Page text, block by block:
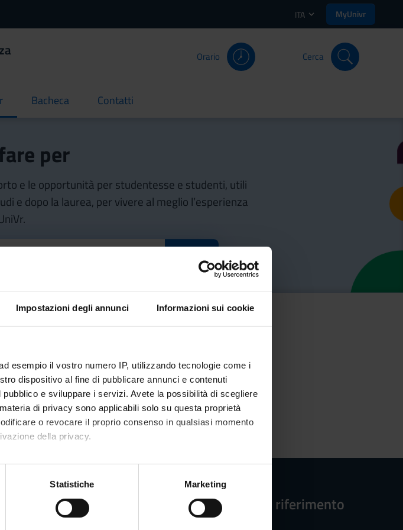
Impostazioni degli annunci Informazioni sui cookie
esempio il vostro numero IP, utilizzando tecnologie come i
dispositivo al fine di pubblicare annunci e contenuti
e sviluppare i servizi. Avete la possibilità di scegliere
di privacy sono applicabili solo su questa proprietà
o revocare il proprio consenso in qualsiasi momento
della privacy.
con un'approssimazione di qualche metro,
Statistiche Marketing
ITA MyUnivr
Orario Cerca
Bacheca
current Contatti
current
per
e le opportunità per studentesse e studenti, utili
e dopo la laurea, per vivere al meglio l’esperienza
Servizi e Faq Strutture di riferimento